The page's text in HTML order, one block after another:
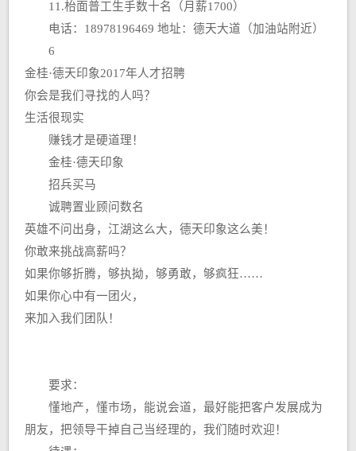
11.枱面普工生手数十名（月薪1700）
电话：18978196469 地址：德天大道（加油站附近）
6
金桂·德天印象2017年人才招聘
你会是我们寻找的人吗？
生活很现实
赚钱才是硬道理！
金桂·德天印象
招兵买马
诚聘置业顾问数名
英雄不问出身，江湖这么大，德天印象这么美！
你敢来挑战高薪吗？
如果你够折腾，够执拗，够勇敢，够疯狂……
如果你心中有一团火，
来加入我们团队！
要求：
懂地产，懂市场，能说会道，最好能把客户发展成为
朋友，把领导干掉自己当经理的，我们随时欢迎！